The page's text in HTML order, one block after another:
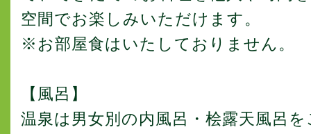
空間でお楽しみいただけます。
※お部屋食はいたしておりません。
【風呂】
温泉は男女別の内風呂・桧露天風呂